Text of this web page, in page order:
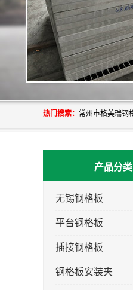
热门搜索：
产品分类
无锡钢格板
平台钢格板
插接钢格板
钢格板安装夹